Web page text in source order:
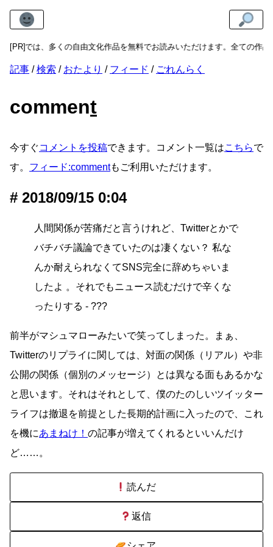
[PR]では、多くの自由文化作品を無料でお読みいただけます。全ての作
記事 検索 おたより フィード ごれんらく
comment
今すぐコメントを投稿できます。コメント一覧はこちらで
す。 フィード:commentもご利用いただけます。
2018/09/15 0:04
人間関係が苦痛だと言うけれど、Twitterとかで
バチバチ議論できていたのは凄くない？ 私な
んか耐えられなくてSNS完全に辞めちゃいま
したよ 。それでもニュース読むだけで辛くな
ったりする - ???
前半がマシュマローみたいで笑ってしまった。まぁ、
Twitterのリプライに関しては、対面の関係（リアル）や非
公開の関係（個別のメッセージ）とは異なる面もあるかな
と思います。それはそれとして、僕のたのしいツイッター
ライフは撤退を前提とした長期的計画に入ったので、これ
を機にあまねけ！ の記事が増えてくれるといいんだけ
ど……。
読んだ
返信